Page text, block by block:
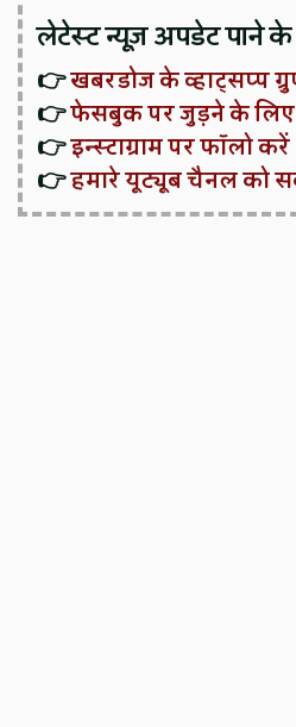
लेटेस्ट न्यूज़ अपडेट पाने
👉खबरडोज के व्हाट्सप्प
👉फेसबुक पर जुड़ने के
👉इन्स्टाग्राम पर फॉलो करें
👉हमारे यूट्यूब चैनल को